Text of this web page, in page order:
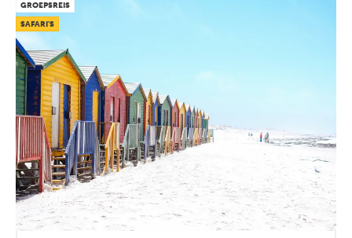
GROEPSREIS
SAFARI'S